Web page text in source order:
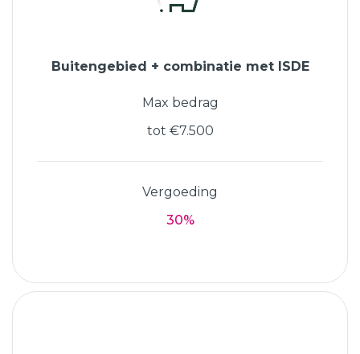
Buitengebied + combinatie met ISDE
Max bedrag
tot €7.500
Vergoeding
30%